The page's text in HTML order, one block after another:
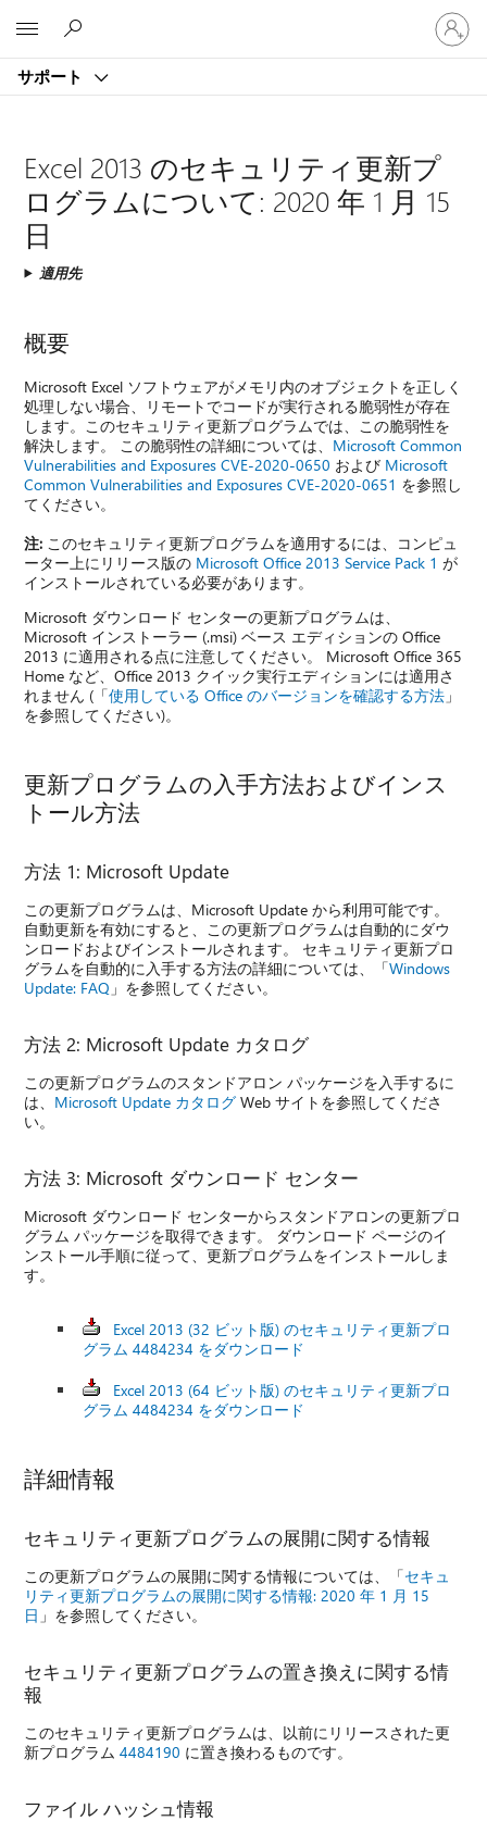
サポート
ア
カ
ウ
サ
イ
ン
イ
Excel 2013 のセキュリティ更新プ
ログラムについて: 2020 年 1 月 15
日
適用先
概要
Microsoft Excel ソフトウェアがメモリ内のオブジェクトを正しく
処理しない場合、リモートでコードが実行される脆弱性が存在
します。このセキュリティ更新プログラムでは、この脆弱性を
解決します。 この脆弱性の詳細については、 Microsoft Common
Vulnerabilities and Exposures CVE-2020-0650 および Microsoft
Common Vulnerabilities and Exposures CVE-2020-0651 を参照し
てください。
注: このセキュリティ更新プログラムを適用するには、コンピュ
ーター上にリリース版の Microsoft Office 2013 Service Pack 1 が
インストールされている必要があります。
Microsoft ダウンロード センターの更新プログラムは、
Microsoft インストーラー (.msi) ベース エディションの Office
2013 に適用される点に注意してください。 Microsoft Office 365
Home など、Office 2013 クイック実行エディションには適用さ
れません (「使用している Office のバージョンを確認する方法 」
を参照してください)。
更新プログラムの入手方法およびインス
トール方法
方法 1: Microsoft Update
この更新プログラムは、Microsoft Update から利用可能です。
自動更新を有効にすると、この更新プログラムは自動的にダウ
ンロードおよびインストールされます。 セキュリティ更新プロ
グラムを自動的に入手する方法の詳細については、「Windows
Update: FAQ 」を参照してください。
方法 2: Microsoft Update カタログ
この更新プログラムのスタンドアロン パッケージを入手するに
は、 Microsoft Update カタログ Web サイトを参照してくださ
い。
方法 3: Microsoft ダウンロード センター
Microsoft ダウンロード センターからスタンドアロンの更新プロ
グラム パッケージを取得できます。 ダウンロード ページのイ
ンストール手順に従って、更新プログラムをインストールしま
す。
Excel 2013 (32 ビット版) のセキュリティ更新プロ
グラム 4484234 をダウンロード
Excel 2013 (64 ビット版) のセキュリティ更新プロ
グラム 4484234 をダウンロード
詳細情報
セキュリティ更新プログラムの展開に関する情報
この更新プログラムの展開に関する情報については、「セキュ
リティ更新プログラムの展開に関する情報: 2020 年 1 月 15
日 」を参照してください。
セキュリティ更新プログラムの置き換えに関する情
報
このセキュリティ更新プログラムは、以前にリリースされた更
新プログラム4484190 に置き換わるものです。
ファイル ハッシュ情報